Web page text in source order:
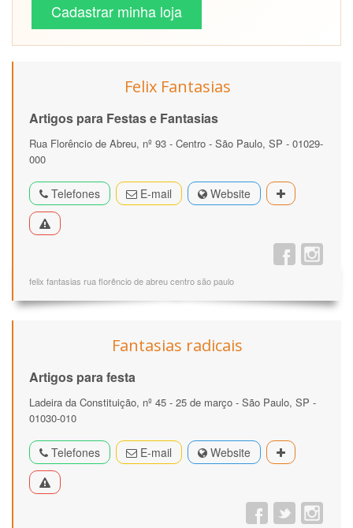
Cadastrar minha loja
Felix Fantasias
Artigos para Festas e Fantasias
Rua Florêncio de Abreu, nº 93 - Centro - São Paulo, SP - 01029-
000
Telefones E-mail Website
felix fantasias rua florêncio de abreu centro são paulo
Fantasias radicais
Artigos para festa
Ladeira da Constituição, nº 45 - 25 de março - São Paulo, SP -
01030-010
Telefones E-mail Website